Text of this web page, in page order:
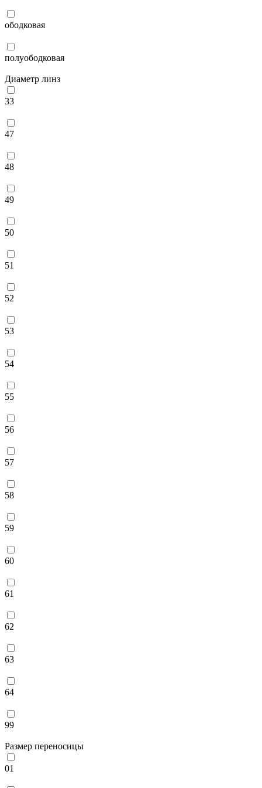
ободковая
полуободковая
Диаметр линз
33
47
48
49
50
51
52
53
54
55
56
57
58
59
60
61
62
63
64
99
Размер переносицы
01